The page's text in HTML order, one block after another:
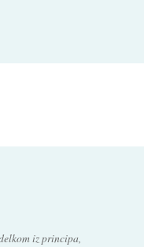
iz principa,